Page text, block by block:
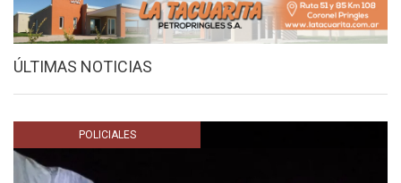
ÚLTIMAS NOTICIAS
POLICIALES